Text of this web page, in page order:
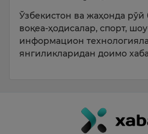
Ўзбекистон ва жаҳонда рўй
воқеа-ҳодисалар, спорт,
информацион
янгиликларидан доимо